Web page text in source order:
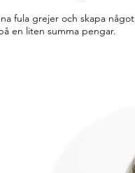
fula grejer och skapa något
en liten summa pengar.